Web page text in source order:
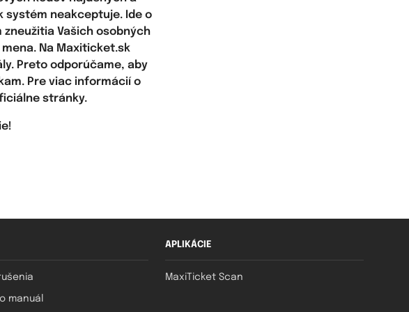
neakceptuje. Ide o
Vašich osobných
Na Maxiticket.sk
Preto odporúčame, aby
Pre viac informácií o
stránky.
manuál
APLIKÁCIE
MaxiTicket Scan